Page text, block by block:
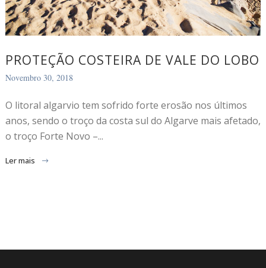
PROTEÇÃO COSTEIRA DE VALE DO LOBO
Novembro 30, 2018
O litoral algarvio tem sofrido forte erosão nos últimos
anos, sendo o troço da costa sul do Algarve mais afetado,
o troço Forte Novo –...
Ler mais